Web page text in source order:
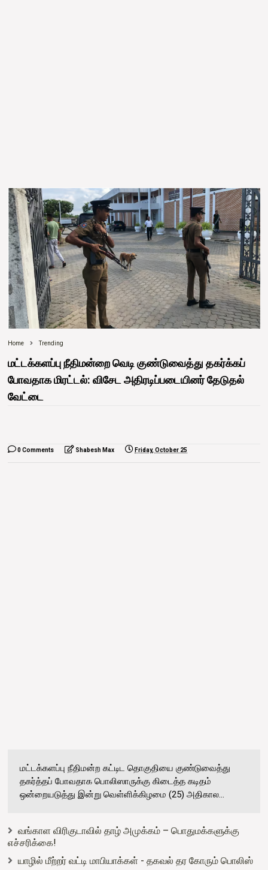
Home Trending
மட்டக்களப்பு நீதிமன்றை வெடி குண்டுவைத்து தகர்க்கப்
போவதாக மிரட்டல்: விசேட அதிரடிப்படையினர் தேடுதல்
வேட்டை
0 Comments Shabesh Max Friday, October 25
மட்டக்களப்பு நீதிமன்ற கட்டிட தொகுதியை குண்டுவைத்து
தகர்த்தப் போவதாக பொலிஸாருக்கு கிடைத்த கடிதம்
ஒன்றையடுத்து இன்று வெள்ளிக்கிழமை (25) அதிகால...
வங்காள விரிகுடாவில் தாழ் அமுக்கம் – பொதுமக்களுக்கு
எச்சரிக்கை!
யாழில் மீற்றர் வட்டி மாபியாக்கள் - தகவல் தர கோரும் பொலிஸ்